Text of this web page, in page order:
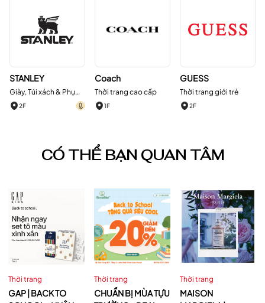
STANLEY
Giày, Túi xách & Phụ
kiện2F
Coach
Thời trang cao cấp
1F
GUESS
Thời trang giới trẻ
2F
CÓ THỂ BẠN QUAN TÂM
Thời trang
GAP | BACK TO
Thời trang
CHUẨN BỊ MÙA TỰU
Thời trang
MAISON